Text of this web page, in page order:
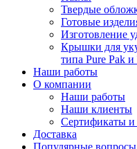
Твердые
Готовые
Изготовление
Крышки для
типа Pure Pak и
Наши работы
О компании
Наши работы
Наши клиенты
Сертификаты и
Доставка
Популярные вопросы